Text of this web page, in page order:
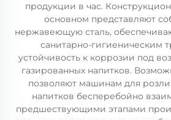
продукции в час.
основном представляют
нержавеющую сталь,
санитарно-гигиеническим
устойчивость к коррозии под
газированных напитков.
позволяют машинам для
напитков бесперебойно
предшествующими этапами